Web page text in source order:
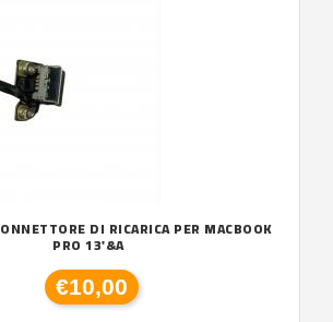
DI RICARICA PER MACBOOK
PRO 13'&A
€10,00